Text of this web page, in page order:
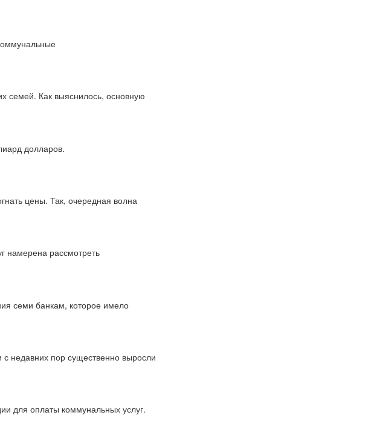
семей. Как выяснилось, основную
долларов.
цены. Так, очередная волна
намерена рассмотреть
семи банкам, которое имело
недавних пор существенно выросли
для оплаты коммунальных услуг.